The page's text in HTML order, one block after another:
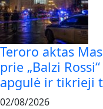
Teroro aktas
prie „Balzi
apgulė ir tikrieji
02/08/2026